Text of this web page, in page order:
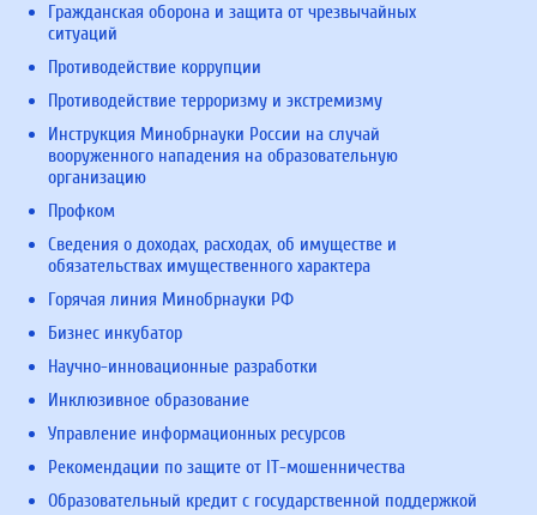
Гражданская оборона и защита от чрезвычайных
ситуаций
Противодействие коррупции
Противодействие терроризму и экстремизму
Инструкция Минобрнауки России на случай
вооруженного нападения на образовательную
организацию
Профком
Сведения о доходах, расходах, об имуществе и
обязательствах имущественного характера
Горячая линия Минобрнауки РФ
Бизнес инкубатор
Научно-инновационные разработки
Инклюзивное образование
Управление информационных ресурсов
Рекомендации по защите от IT-мошенничества
Образовательный кредит с государственной поддержкой